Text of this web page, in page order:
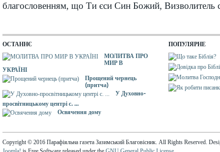
благословенням, що Ти єси Син Божий, Визволитель
ОСТАННЄ
МОЛИТВА ПРО
МИР В
УКРАЇНІ
Прощений чернець
(притча)
У Духовно-
просвітницькому центрі с. ...
Освячення дому
ПОПУЛЯРНЕ
Copyright © 2016 Парафіяльна газета Зазимський Благовісник. All Rights Reserved.